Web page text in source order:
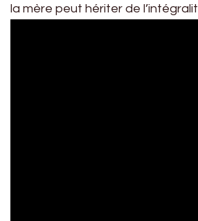
la mère peut hériter de